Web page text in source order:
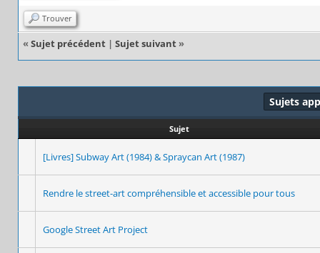
Trouver
« Sujet précédent | Sujet suivant »
Sujets
Sujet
[Livres] Subway Art (1984) & Spraycan Art (1987)
Rendre le street-art compréhensible et accessible pour tous
Google Street Art Project